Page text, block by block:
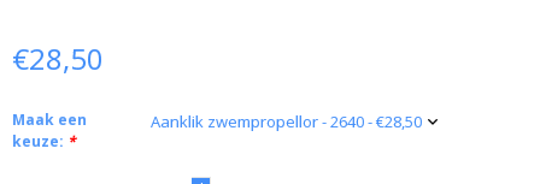
€28,50
Maak een
keuze: *